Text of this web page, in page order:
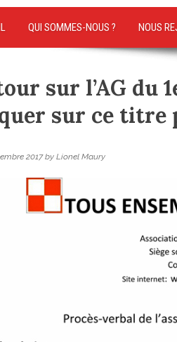
QUI SOMMES-NOUS ? NOUS
sur l’AG du
sur ce titre
2017by Lionel Maury